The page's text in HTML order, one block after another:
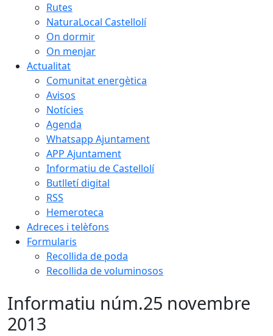
Rutes
NaturaLocal Castellolí
On dormir
On menjar
Actualitat
Comunitat energètica
Avisos
Notícies
Agenda
Whatsapp Ajuntament
APP Ajuntament
Informatiu de Castellolí
Butlletí digital
RSS
Hemeroteca
Adreces i telèfons
Formularis
Recollida de poda
Recollida de voluminosos
Informatiu núm.25 novembre
2013